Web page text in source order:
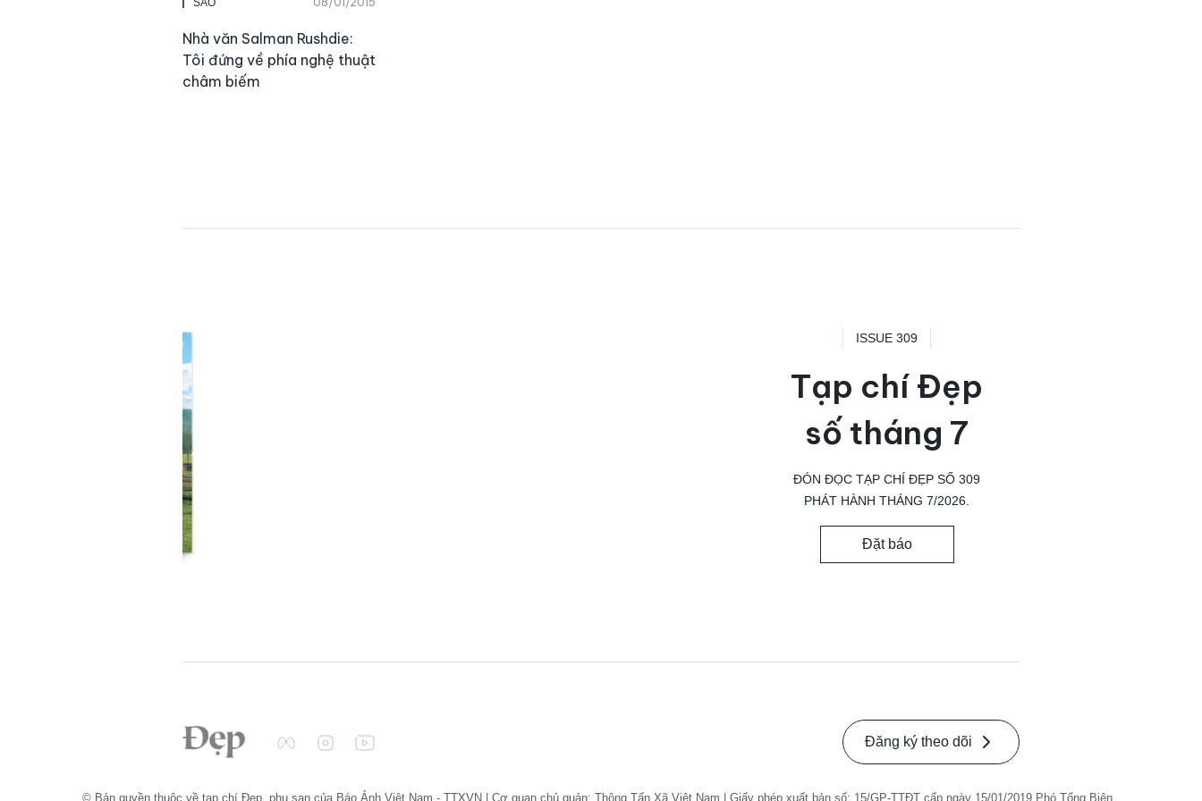
Nhà văn Salman Rushdie:
Tôi đứng về phía nghệ thuật
châm biếm
ISSUE 309
Tạp chí Đẹp
số tháng 7
ĐÓN ĐỌC TẠP CHÍ ĐẸP SỐ 309
PHÁT HÀNH THÁNG 7/2026.
Đặt báo
Đăng ký theo dõi
© Bản quyền thuộc về tạp chí Đẹp, phụ san của Báo Ảnh Việt Nam - TTXVN | Cơ quan chủ quản: Thông Tấn Xã Việt Nam | Giấy phép xuất bản số: 15/GP-TTĐT cấp ngày 15/01/2019 Phó Tổng Biên